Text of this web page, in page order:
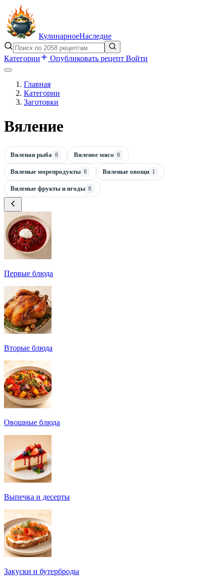
КулинарноеНаследие
Категории Опубликовать рецепт Войти
Главная
Категории
Заготовки
Вяление
Вяленая рыба 0 Вяленое мясо 0
Вяленые морепродукты 0 Вяленые овощи 1
Вяленые фрукты и ягоды 0
Первые блюда
Вторые блюда
Овощные блюда
Выпечка и десерты
Закуски и бутерброды